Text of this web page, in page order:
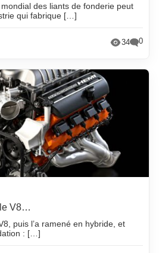
des liants de fonderie peut
qui fabrique […]
34 0
le V8…
puis l’a ramené en hybride, et
: […]